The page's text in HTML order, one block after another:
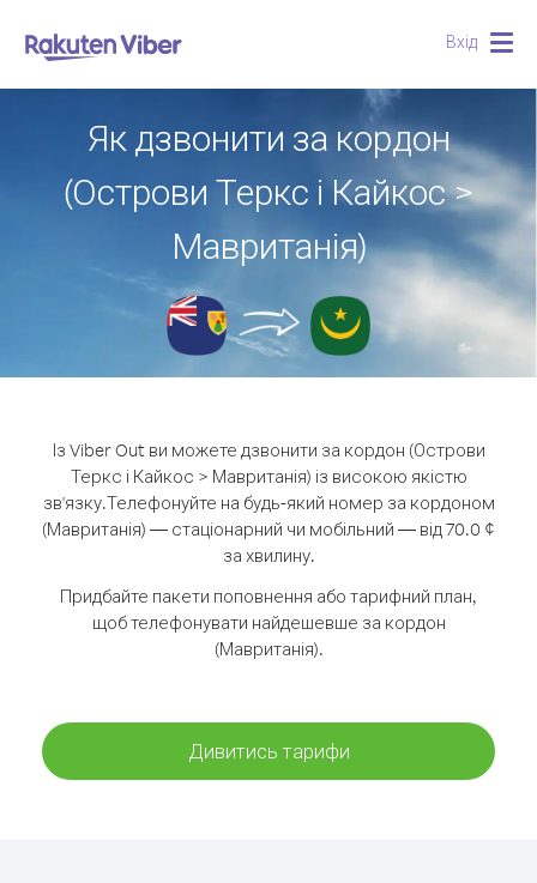
Вхід
Як дзвонити за кордон
(Острови Теркс і Кайкос >
Мавританія)
Із Viber Out ви можете дзвонити за кордон (Острови
Теркс і Кайкос > Мавританія) із високою якістю
зв'язку.Телефонуйте на будь-який номер за кордоном
(Мавританія) — стаціонарний чи мобільний — від 70.0 ¢
за хвилину.
Придбайте пакети поповнення або тарифний план,
щоб телефонувати найдешевше за кордон
(Мавританія).
Дивитись тарифи